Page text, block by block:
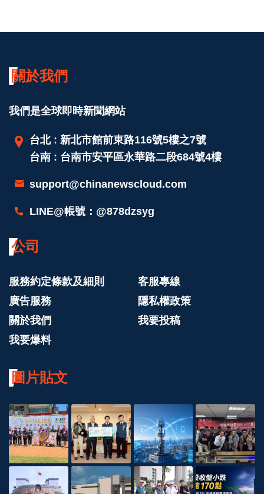
關於我們
我們是全球即時新聞網站
台北 : 新北市館前東路116號5樓之7號
台南 : 台南市安平區永華路二段684號4樓
support@chinanewscloud.com
LINE@帳號：@878dzsyg
公司
服務約定條款及細則
客服專線
廣告服務
隱私權政策
關於我們
我要投稿
我要爆料
圖片貼文